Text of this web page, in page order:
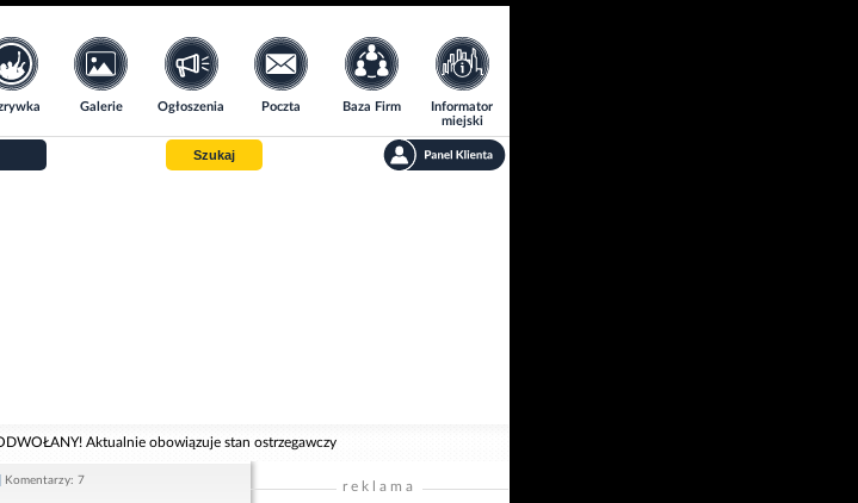
Galerie Ogłoszenia Poczta Baza Firm
Informator
miejski
Szukaj
Aktualnie obowiązuje stan ostrzegawczy
Komentarzy: 7 reklama